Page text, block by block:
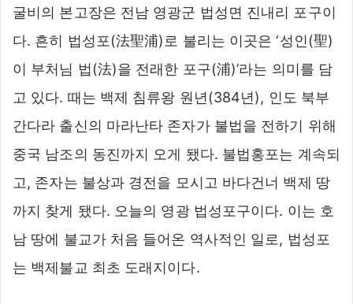
굴비의 본고장은 전남 영광군 법성면 진내리 포구이
다. 흔히 법성포(法聖浦)로 불리는 이곳은 ‘성인(聖)
이 부처님 법(法)을 전래한 포구(浦)’라는 의미를 담
고 있다. 때는 백제 침류왕 원년(384년), 인도 북부
간다라 출신의 마라난타 존자가 불법을 전하기 위해
중국 남조의 동진까지 오게 됐다. 불법홍포는 계속되
고, 존자는 불상과 경전을 모시고 바다건너 백제 땅
까지 찾게 됐다. 오늘의 영광 법성포구이다. 이는 호
남 땅에 불교가 처음 들어온 역사적인 일로, 법성포
는 백제불교 최초 도래지이다.